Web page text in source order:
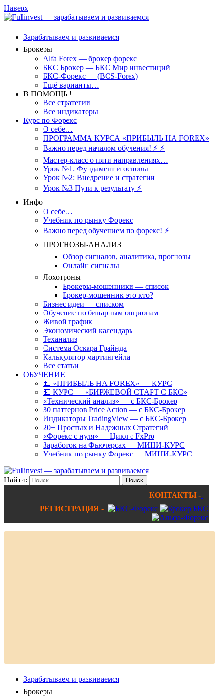
Наверх
Зарабатываем и развиваемся
Брокеры
Alfa Forex — брокер форекс
БКС Брокер — БКС Мир инвестиций
БКС-Форекс — (BCS-Forex)
Ещё варианты…
В ПОМОЩЬ !
Все стратегии
Все индикаторы
Курс по Форекс
О себе…
ПРОГРАММА КУРСА «ПРИБЫЛЬ НА FOREX»
Важно перед началом обучения! ⚡ ⚡
Мастер-класс о пяти направлениях…
Урок №1: Фундамент и основы
Урок №2: Внедрение и стратегии
Урок №3 Пути к результату ⚡️
Инфо
О себе…
Учебник по рынку Форекс
Важно перед обучением по форекс! ⚡
ПРОГНОЗЫ-АНАЛИЗ
Обзор сигналов, аналитика, прогнозы
Онлайн сигналы
Лохотроны
Брокеры-мошенники — список
Брокер-мошенник это кто?
Бизнес идеи — списком
Обучение по бинарным опционам
Живой график
Экономический календарь
Теханализ
Система Оскара Грайнда
Калькулятор мартингейла
Все статьи
ОБУЧЕНИЕ
💵 «ПРИБЫЛЬ НА FOREX» — КУРС
💵 КУРС — «БИРЖЕВОЙ СТАРТ С БКС»
«Технический анализ» — с БКС-Брокер
30 паттернов Price Action — с БКС-Брокер
Индикаторы TradingView — с БКС-Брокер
20+ Простых и Надежных Стратегий
«Форекс с нуля» — Цикл с FxPro
Заработок на Фьючерсах — МИНИ-КУРС
Учебник по рынку Форекс — МИНИ-КУРС
Найти:
КОНТАКТЫ -
РЕГИСТРАЦИЯ -
Зарабатываем и развиваемся
Брокеры